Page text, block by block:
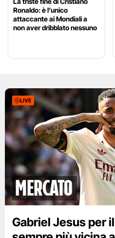
Ronaldo: è l’unico
attaccante ai Mondiali a
non aver dribblato nessuno
LIVE
mercato
Gabriel Jesus per